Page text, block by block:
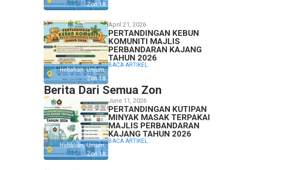
Zon 18
Hebahan,Umum,
Zon 18
April 21, 2026
PERTANDINGAN KEBUN
KOMUNITI MAJLIS
PERBANDARAN KAJANG
TAHUN 2026
BACA ARTIKEL
Berita Dari Semua Zon
Hebahan,Umum,
Zon 18
June 11, 2026
PERTANDINGAN KUTIPAN
MINYAK MASAK TERPAKAI
MAJLIS PERBANDARAN
KAJANG TAHUN 2026
BACA ARTIKEL